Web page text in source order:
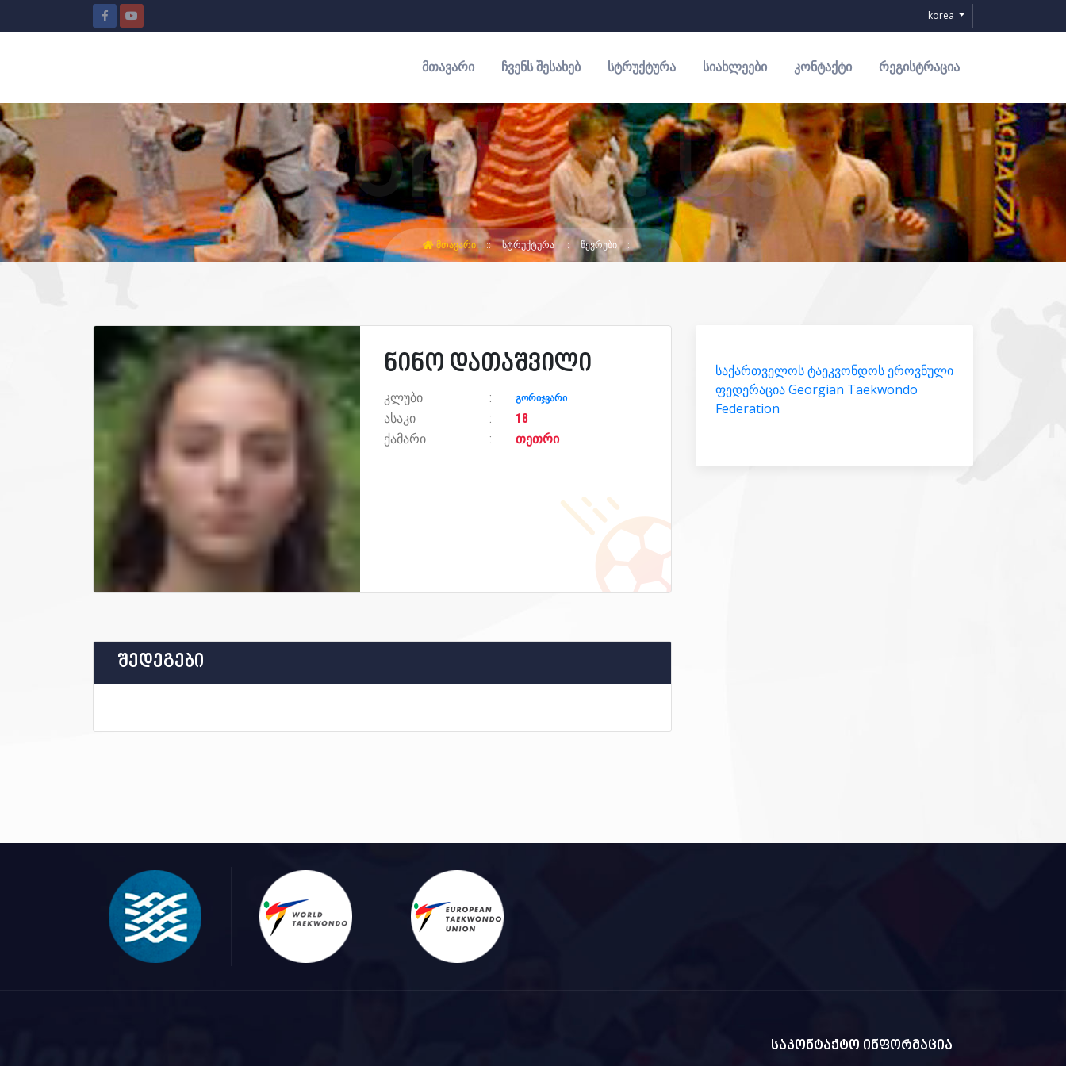
korea
ᲛᲗᲐᲕᲐᲠᲘ ᲩᲕᲔᲜᲡ ᲨᲔᲡᲐᲮᲔᲑ ᲡᲢᲠᲣᲥᲢᲣᲠᲐ ᲡᲘᲐᲮᲚᲔᲔᲑᲘ ᲙᲝᲜᲢᲐᲥᲢᲘ ᲠᲔᲒᲘᲡᲢᲠᲐᲪᲘᲐ
ᲛᲗᲐᲕᲐᲠᲘ ᲡᲢᲠᲣᲥᲢᲣᲠᲐ ᲬᲔᲕᲠᲔᲑᲘ
ნინო დათაშვილი
კლუბი გორიჯვარი
ასაკი
18
ქამარი
თეთრი
შედეგები
საქართველოს ტაეკვონდოს ეროვნული
ფედერაცია Georgian Taekwondo
Federation
საკონტაქტო ინფორმაცია